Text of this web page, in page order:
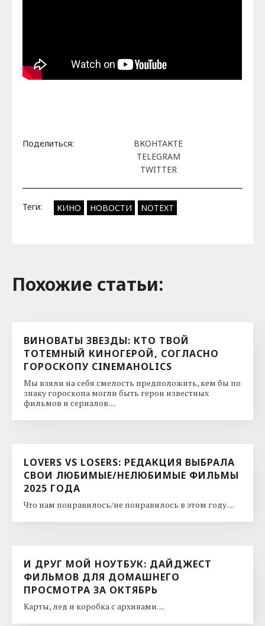
Поделиться:
ВКОНТАКТЕ
TELEGRAM
TWITTER
Теги: КИНО НОВОСТИ NOTEXT
Похожие cтатьи:
ВИНОВАТЫ ЗВЕЗДЫ: КТО ТВОЙ
ТОТЕМНЫЙ КИНОГЕРОЙ, СОГЛАСНО
ГОРОСКОПУ CINEMAHOLICS
Мы взяли на себя смелость предположить, кем бы по
знаку гороскопа могли быть герои известных
фильмов и сериалов. ...
LOVERS VS LOSERS: РЕДАКЦИЯ ВЫБРАЛА
СВОИ ЛЮБИМЫЕ/НЕЛЮБИМЫЕ ФИЛЬМЫ
2025 ГОДА
Что нам понравилось/не понравилось в этом году. ...
И ДРУГ МОЙ НОУТБУК: ДАЙДЖЕСТ
ФИЛЬМОВ ДЛЯ ДОМАШНЕГО
ПРОСМОТРА ЗА ОКТЯБРЬ
Карты, лед и коробка с архивами. ...